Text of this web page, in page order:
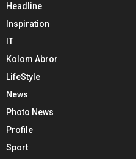
Headline
Inspiration
IT
Kolom Abror
LifeStyle
News
Photo News
Profile
Sport